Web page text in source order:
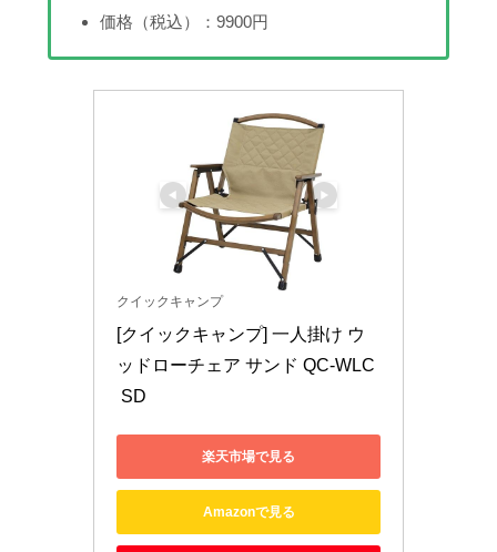
価格（税込）：9900円
クイックキャンプ
[クイックキャンプ] 一人掛け ウ
ッドローチェア サンド QC-WLC
SD
楽天市場で見る
Amazonで見る